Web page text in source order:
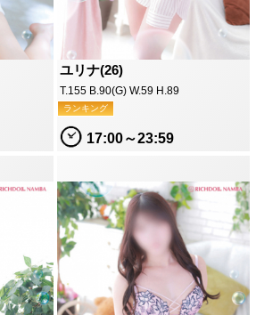
ユリナ(26)
T.155 B.90(G) W.59 H.89
ランキング
17:00～23:59